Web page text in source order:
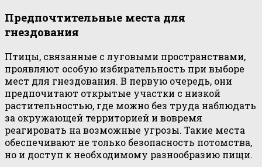
Предпочтительные места для
гнездования
Птицы, связанные с луговыми пространствами,
проявляют особую избирательность при выборе
мест для гнездования. В первую очередь, они
предпочитают открытые участки с низкой
растительностью, где можно без труда наблюдать
за окружающей территорией и вовремя
реагировать на возможные угрозы. Такие места
обеспечивают не только безопасность потомства,
но и доступ к необходимому разнообразию пищи.